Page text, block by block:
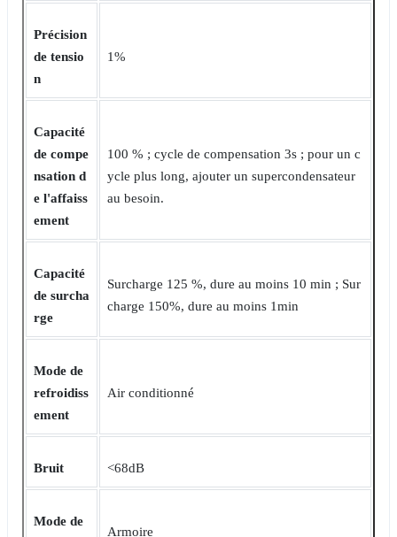
Précision
de tensio
n
1%
Capacité
de compe
nsation d
e l'affaiss
ement
100 % ; cycle de compensation 3s ; pour un c
ycle plus long, ajouter un supercondensateur
au besoin.
Capacité
de surcha
rge
Surcharge 125 %, dure au moins 10 min ; Sur
charge 150%, dure au moins 1min
Mode de
refroidiss
ement
Air conditionné
Bruit <68dB
Mode de
Armoire